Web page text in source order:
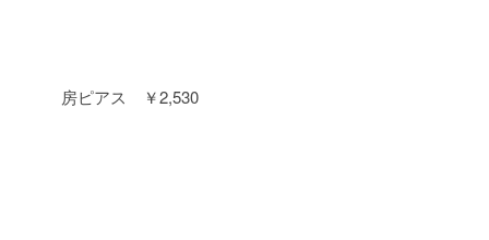
房ピアス ￥2,530